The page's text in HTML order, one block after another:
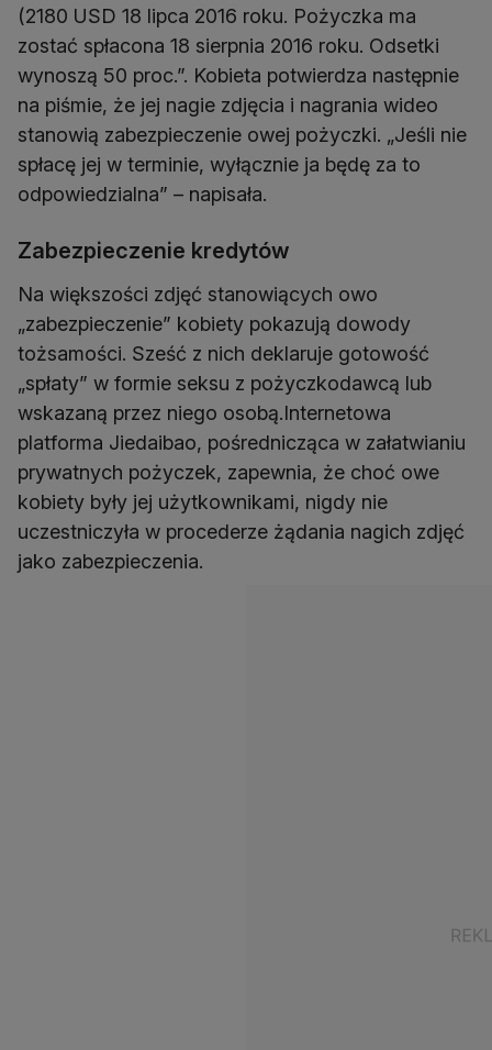
(2180 USD 18 lipca 2016 roku. Pożyczka ma
zostać spłacona 18 sierpnia 2016 roku. Odsetki
wynoszą 50 proc.”. Kobieta potwierdza następnie
na piśmie, że jej nagie zdjęcia i nagrania wideo
stanowią zabezpieczenie owej pożyczki. „Jeśli nie
spłacę jej w terminie, wyłącznie ja będę za to
odpowiedzialna” – napisała.
Zabezpieczenie kredytów
Na większości zdjęć stanowiących owo
„zabezpieczenie” kobiety pokazują dowody
tożsamości. Sześć z nich deklaruje gotowość
„spłaty” w formie seksu z pożyczkodawcą lub
wskazaną przez niego osobą.Internetowa
platforma Jiedaibao, pośrednicząca w załatwianiu
prywatnych pożyczek, zapewnia, że choć owe
kobiety były jej użytkownikami, nigdy nie
uczestniczyła w procederze żądania nagich zdjęć
jako zabezpieczenia.